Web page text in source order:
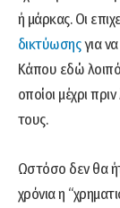
ή μάρκας. Οι
δικτύωσηςγια
Κάπου εδώ
οποίοι μέχρι
τους.
Ωστόσο δεν θα
χρόνια η